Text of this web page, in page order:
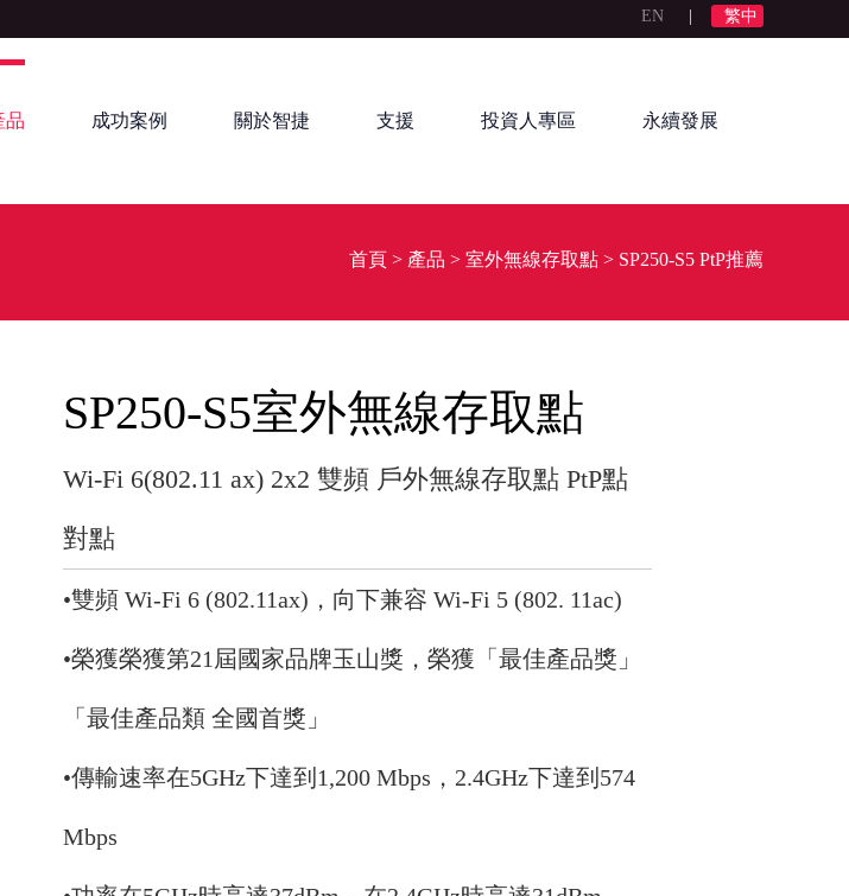
EN 繁中
品 成功案例 關於智捷 支援 投資人專區 永續發展
首頁 > 產品 > 室外無線存取點 > SP250-S5 PtP推薦
SP250-S5室外無線存取點
Wi-Fi 6(802.11 ax) 2x2 雙頻 戶外無線存取點 PtP點
對點
•雙頻 Wi-Fi 6 (802.11ax)，向下兼容 Wi-Fi 5 (802. 11ac)
•榮獲榮獲第21屆國家品牌玉山獎，榮獲「最佳產品獎」
「最佳產品類 全國首獎」
•傳輸速率在5GHz下達到1,200 Mbps，2.4GHz下達到574
Mbps